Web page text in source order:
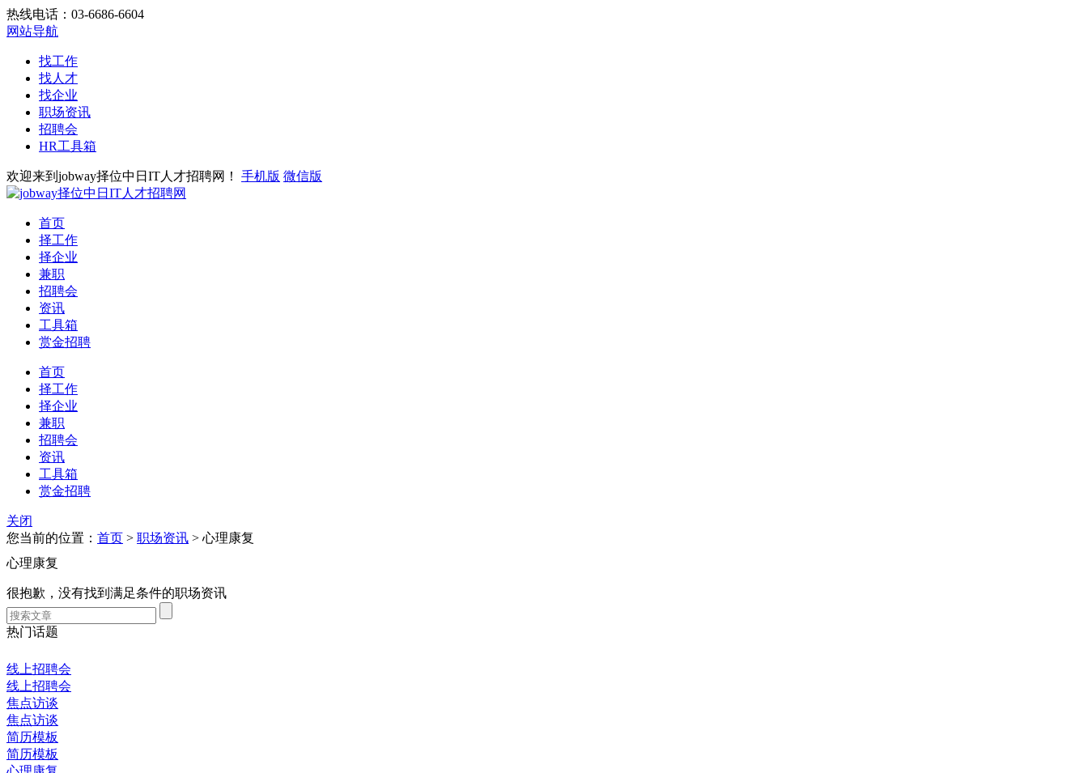
热线电话：03-6686-6604
网站导航
找工作
找人才
找企业
职场资讯
招聘会
HR工具箱
欢迎来到jobway择位中日IT人才招聘网！ 手机版 微信版
首页
择工作
择企业
兼职
招聘会
资讯
工具箱
赏金招聘
首页
择工作
择企业
兼职
招聘会
资讯
工具箱
赏金招聘
关闭
您当前的位置： 首页 > 职场资讯 > 心理康复
心理康复
很抱歉，没有找到满足条件的职场资讯
热门话题
线上招聘会
线上招聘会
焦点访谈
焦点访谈
简历模板
简历模板